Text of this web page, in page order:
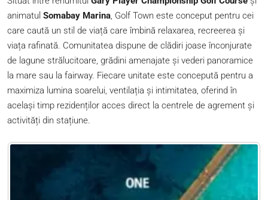
animatul Somabay Marina, Golf Town este conceput pentru cei
care caută un stil de viață care îmbină relaxarea, recreerea și
viața rafinată. Comunitatea dispune de clădiri joase înconjurate
de lagune strălucitoare, grădini amenajate și vederi panoramice
la mare sau la fairway. Fiecare unitate este concepută pentru a
maximiza lumina soarelui, ventilația și intimitatea, oferind în
același timp rezidenților acces direct la centrele de agrement și
activități din stațiune.